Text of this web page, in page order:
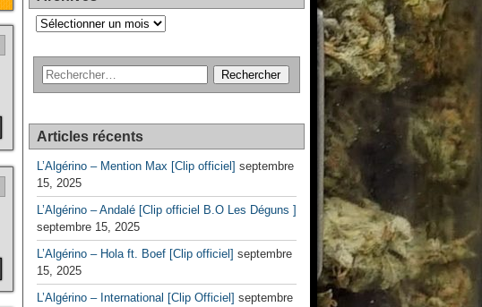
Archives
Articles récents
L’Algérino – Mention Max [Clip officiel] septembre
15, 2025
L’Algérino – Andalé [Clip officiel B.O Les Déguns ]
septembre 15, 2025
L’Algérino – Hola ft. Boef [Clip officiel] septembre
15, 2025
L’Algérino – International [Clip Officiel] septembre